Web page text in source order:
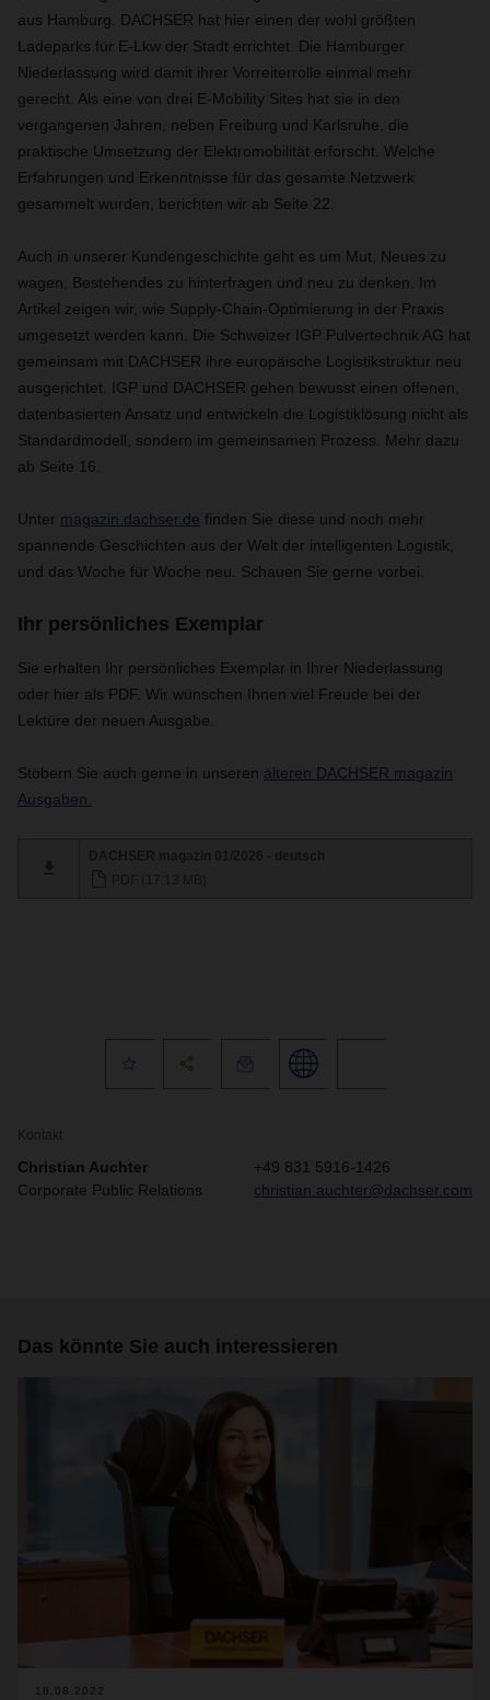
aus Hamburg. DACHSER hat hier einen der wohl größten
Ladeparks für E-Lkw der Stadt errichtet. Die Hamburger
Niederlassung wird damit ihrer Vorreiterrolle einmal mehr
gerecht. Als eine von drei E-Mobility Sites hat sie in den
vergangenen Jahren, neben Freiburg und Karlsruhe, die
praktische Umsetzung der Elektromobilität erforscht. Welche
Erfahrungen und Erkenntnisse für das gesamte Netzwerk
gesammelt wurden, berichten wir ab Seite 22.
Auch in unserer Kundengeschichte geht es um Mut, Neues zu
wagen, Bestehendes zu hinterfragen und neu zu denken. Im
Artikel zeigen wir, wie Supply-Chain-Optimierung in der Praxis
umgesetzt werden kann. Die Schweizer IGP Pulvertechnik AG hat
gemeinsam mit DACHSER ihre europäische Logistikstruktur neu
ausgerichtet. IGP und DACHSER gehen bewusst einen offenen,
datenbasierten Ansatz und entwickeln die Logistiklösung nicht als
Standardmodell, sondern im gemeinsamen Prozess. Mehr dazu
ab Seite 16.
Unter magazin.dachser.de finden Sie diese und noch mehr
spannende Geschichten aus der Welt der intelligenten Logistik,
und das Woche für Woche neu. Schauen Sie gerne vorbei.
Ihr persönliches Exemplar
Sie erhalten Ihr persönliches Exemplar in Ihrer Niederlassung
oder hier als PDF. Wir wünschen Ihnen viel Freude bei der
Lektüre der neuen Ausgabe.
Stöbern Sie auch gerne in unseren älteren DACHSER magazin
Ausgaben.
Kontakt
Christian Auchter
Corporate Public Relations
+49 831 5916-1426
christian.auchter@dachser.com
Das könnte Sie auch interessieren
18.08.2022